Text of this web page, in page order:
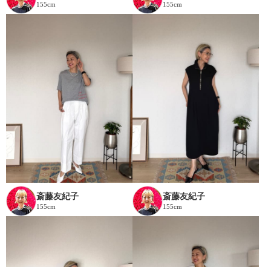
155cm 155cm
斎藤友紀子
155cm
斎藤友紀子
155cm